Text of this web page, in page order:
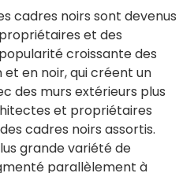
cadres noirs sont devenus
et des
croissante des
en noir, qui créent un
des murs extérieurs plus
et propriétaires
cadres noirs assortis.
grande variété de
parallèlement à